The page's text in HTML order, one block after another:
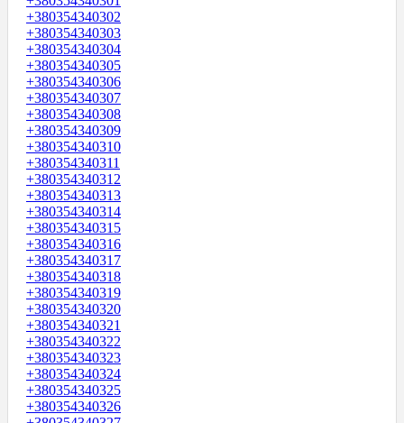
+380354340302
+380354340303
+380354340304
+380354340305
+380354340306
+380354340307
+380354340308
+380354340309
+380354340310
+380354340311
+380354340312
+380354340313
+380354340314
+380354340315
+380354340316
+380354340317
+380354340318
+380354340319
+380354340320
+380354340321
+380354340322
+380354340323
+380354340324
+380354340325
+380354340326